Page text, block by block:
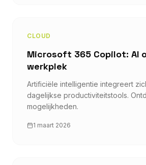
CLOUD
Microsoft 365 Copilot: AI
werkplek
Artificiële intelligentie integreert
dagelijkse productiviteitstools.
mogelijkheden.
1 maart 2026